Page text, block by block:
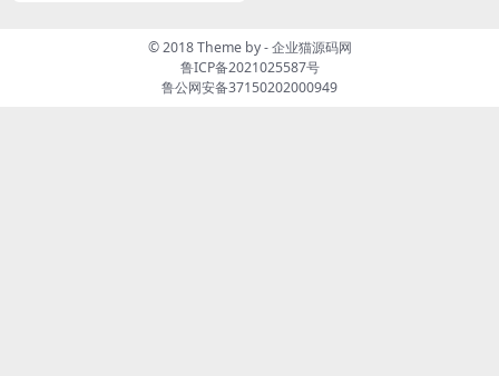
© 2018 Theme by -企业猫源码网
鲁ICP备2021025587号
鲁公网安备37150202000949